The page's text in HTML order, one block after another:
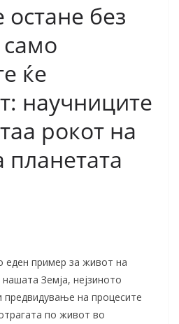
остане без
ќе
научниците
рокот на
еден пример за живот на
Земја, нејзиното
на процесите
по живот во